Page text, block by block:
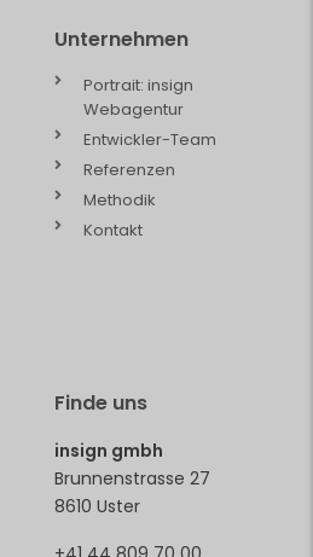
Unternehmen
Portrait: insign
Webagentur
Entwickler-Team
Referenzen
Methodik
Kontakt
Finde uns
insign gmbh
Brunnenstrasse 27
8610 Uster